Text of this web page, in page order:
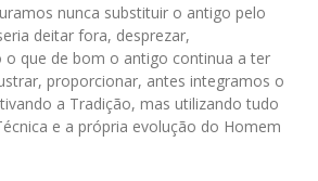
nunca substituir o antigo pelo
deitar fora, desprezar,
o que de bom o antigo continua a ter
proporcionar, antes integramos o
a Tradição, mas utilizando tudo
e a própria evolução do Homem